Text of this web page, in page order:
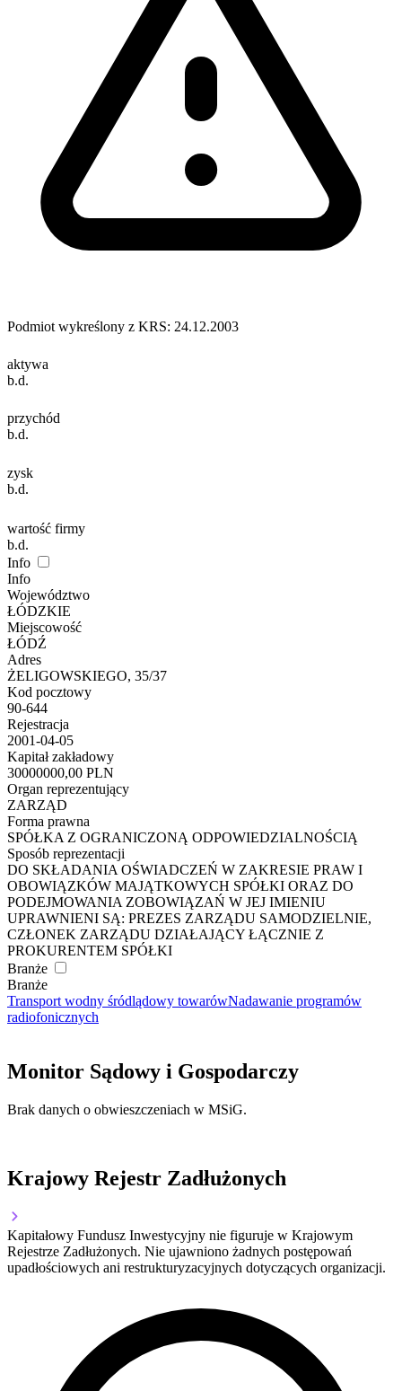
Podmiot wykreślony z KRS: 24.12.2003
aktywa
b.d.
przychód
b.d.
zysk
b.d.
wartość firmy
b.d.
Info
Info
Województwo
ŁÓDZKIE
Miejscowość
ŁÓDŹ
Adres
ŻELIGOWSKIEGO, 35/37
Kod pocztowy
90-644
Rejestracja
2001-04-05
Kapitał zakładowy
30000000,00 PLN
Organ reprezentujący
ZARZĄD
Forma prawna
SPÓŁKA Z OGRANICZONĄ ODPOWIEDZIALNOŚCIĄ
Sposób reprezentacji
DO SKŁADANIA OŚWIADCZEŃ W ZAKRESIE PRAW I
OBOWIĄZKÓW MAJĄTKOWYCH SPÓŁKI ORAZ DO
PODEJMOWANIA ZOBOWIĄZAŃ W JEJ IMIENIU
UPRAWNIENI SĄ: PREZES ZARZĄDU SAMODZIELNIE,
CZŁONEK ZARZĄDU DZIAŁAJĄCY ŁĄCZNIE Z
PROKURENTEM SPÓŁKI
Branże
Branże
Transport wodny śródlądowy towarówNadawanie programów
radiofonicznych
Monitor Sądowy i Gospodarczy
Brak danych o obwieszczeniach w MSiG.
Krajowy Rejestr Zadłużonych
Kapitałowy Fundusz Inwestycyjny nie figuruje w Krajowym
Rejestrze Zadłużonych. Nie ujawniono żadnych postępowań
upadłościowych ani restrukturyzacyjnych dotyczących organizacji.